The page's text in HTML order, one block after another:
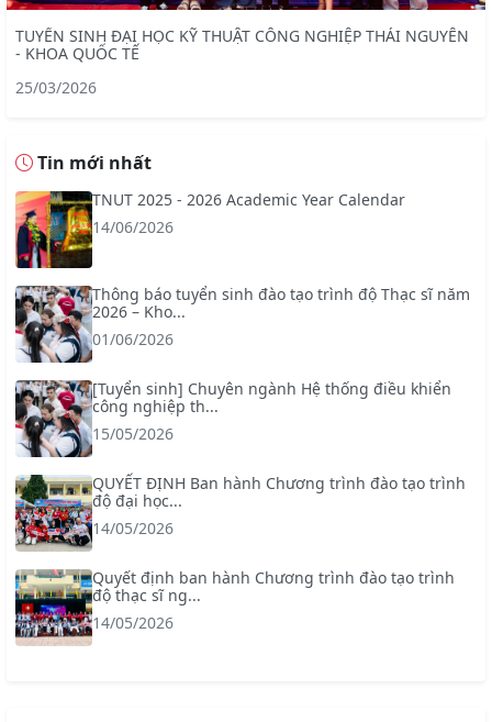
TUYỂN SINH ĐẠI HỌC KỸ THUẬT CÔNG NGHIỆP THÁI NGUYÊN
- KHOA QUỐC TẾ
25/03/2026
Tin mới nhất
TNUT 2025 - 2026 Academic Year Calendar
14/06/2026
Thông báo tuyển sinh đào tạo trình độ Thạc sĩ năm
2026 – Kho...
01/06/2026
[Tuyển sinh] Chuyên ngành Hệ thống điều khiển
công nghiệp th...
15/05/2026
QUYẾT ĐỊNH Ban hành Chương trình đào tạo trình
độ đại học...
14/05/2026
Quyết định ban hành Chương trình đào tạo trình
độ thạc sĩ ng...
14/05/2026